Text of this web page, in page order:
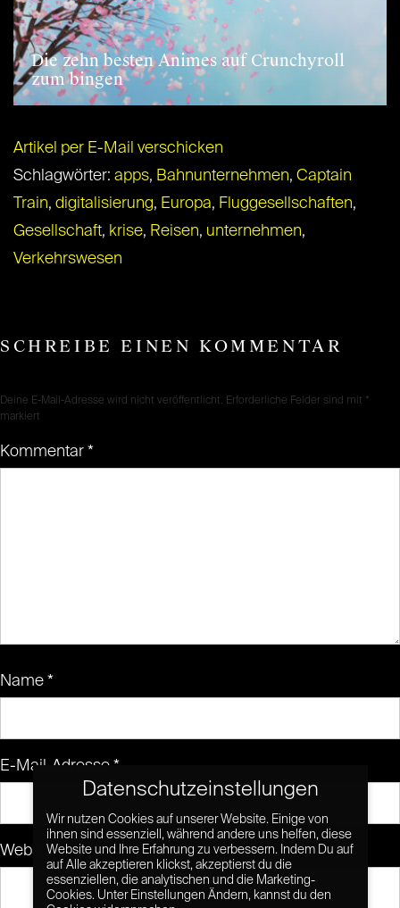
Die zehn besten Animes auf Crunchyroll
zum bingen
Artikel per E-Mail verschicken
Schlagwörter: apps, Bahnunternehmen, Captain
Train, digitalisierung, Europa, Fluggesellschaften,
Gesellschaft, krise, Reisen, unternehmen,
Verkehrswesen
SCHREIBE EINEN KOMMENTAR
Deine E-Mail-Adresse wird nicht veröffentlicht. Erforderliche Felder sind mit *
markiert
Kommentar *
Name *
E-Mail-Adresse *
Website
Datenschutzeinstellungen
Wir nutzen Cookies auf unserer Website. Einige von
ihnen sind essenziell, während andere uns helfen, diese
Website und Ihre Erfahrung zu verbessern. Indem Du auf
auf Alle akzeptieren klickst, akzeptierst du die
essenziellen, die analytischen und die Marketing-
Cookies. Unter Einstellungen Ändern, kannst du den